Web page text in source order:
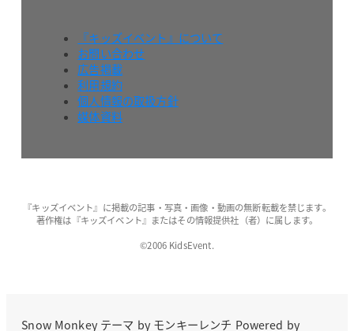
『キッズイベント』について
お問い合わせ
広告掲載
利用規約
個人情報の取扱方針
媒体資料
『キッズイベント』に掲載の記事・写真・画像・動画の無断転載を禁じます。
著作権は『キッズイベント』またはその情報提供社（者）に属します。
©2006 KidsEvent.
Snow Monkeyテーマ by モンキーレンチ Powered by